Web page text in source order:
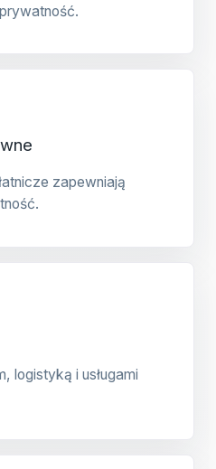
zapewniają
logistyką i usługami